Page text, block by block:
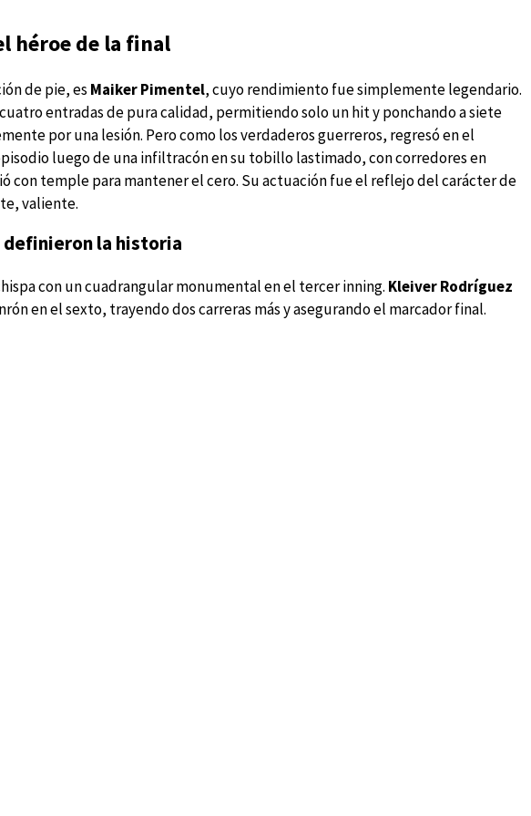
héroe de la final
de pie, es Maiker Pimentel, cuyo rendimiento fue simplemente legendario.
entradas de pura calidad, permitiendo solo un hit y ponchando a siete
por una lesión. Pero como los verdaderos guerreros, regresó en el
luego de una infiltracón en su tobillo lastimado, con corredores en
con temple para mantener el cero. Su actuación fue el reflejo del carácter de
valiente.
definieron la historia
con un cuadrangular monumental en el tercer inning. Kleiver Rodríguez
en el sexto, trayendo dos carreras más y asegurando el marcador final.